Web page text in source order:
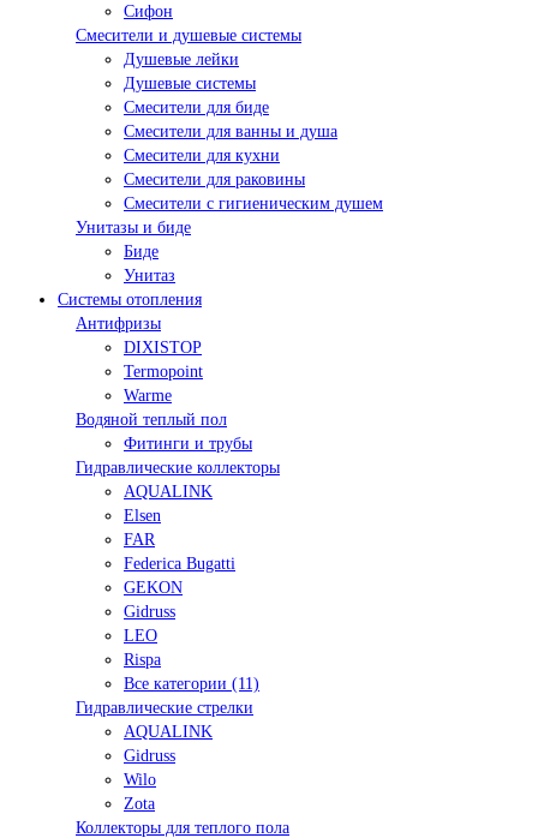
Сифон
Смесители и душевые системы
Душевые лейки
Душевые системы
Смесители для биде
Смесители для ванны и душа
Смесители для кухни
Смесители для раковины
Смесители с гигиеническим душем
Унитазы и биде
Биде
Унитаз
Системы отопления
Антифризы
DIXISTOP
Termopoint
Warme
Водяной теплый пол
Фитинги и трубы
Гидравлические коллекторы
AQUALINK
Elsen
FAR
Federica Bugatti
GEKON
Gidruss
LEO
Rispa
Все категории (11)
Гидравлические стрелки
AQUALINK
Gidruss
Wilo
Zota
Коллекторы для теплого пола